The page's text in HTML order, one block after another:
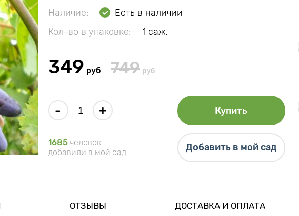
Наличие:
Есть в наличии
Кол-во в упаковке:
1 саж.
349 руб 749 руб
- + Купить
1685 человек
добавили в мой сад
Добавить в мой сад
ОТЗЫВЫ ДОСТАВКА И ОПЛАТА